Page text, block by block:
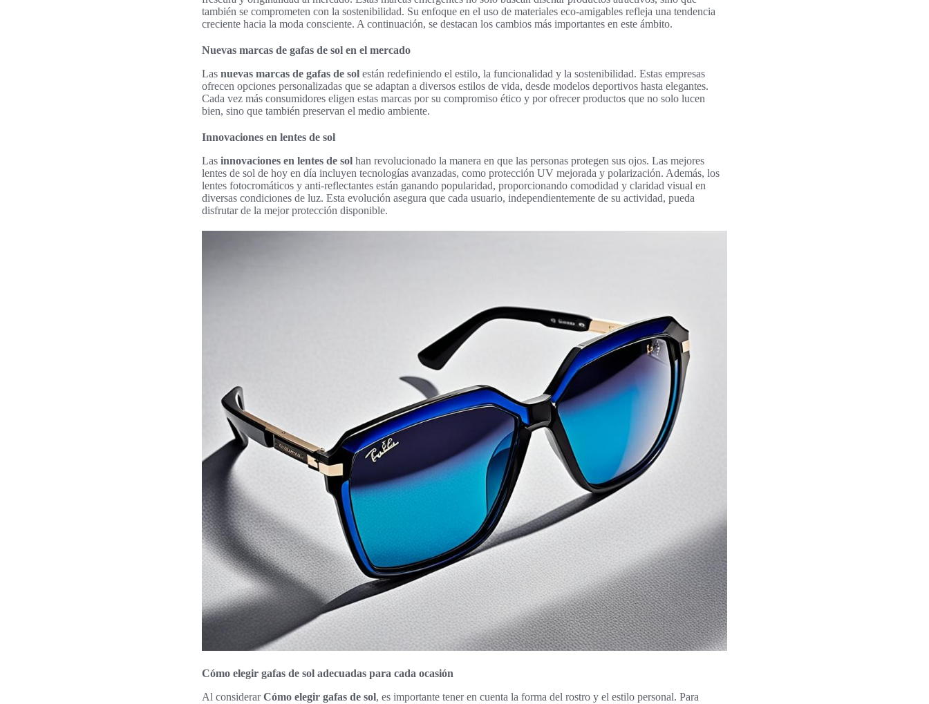
también se comprometen con la sostenibilidad. Su enfoque en el uso de materiales eco-amigables refleja una tendencia
creciente hacia la moda consciente. A continuación, se destacan los cambios más importantes en este ámbito.
Nuevas marcas de gafas de sol en el mercado
Las nuevas marcas de gafas de sol están redefiniendo el estilo, la funcionalidad y la sostenibilidad. Estas empresas
ofrecen opciones personalizadas que se adaptan a diversos estilos de vida, desde modelos deportivos hasta elegantes.
Cada vez más consumidores eligen estas marcas por su compromiso ético y por ofrecer productos que no solo lucen
bien, sino que también preservan el medio ambiente.
Innovaciones en lentes de sol
Las innovaciones en lentes de sol han revolucionado la manera en que las personas protegen sus ojos. Las mejores
lentes de sol de hoy en día incluyen tecnologías avanzadas, como protección UV mejorada y polarización. Además, los
lentes fotocromáticos y anti-reflectantes están ganando popularidad, proporcionando comodidad y claridad visual en
diversas condiciones de luz. Esta evolución asegura que cada usuario, independientemente de su actividad, pueda
disfrutar de la mejor protección disponible.
Cómo elegir gafas de sol adecuadas para cada ocasión
Al considerarCómo elegir gafas de sol, es importante tener en cuenta la forma del rostro y el estilo personal. Para